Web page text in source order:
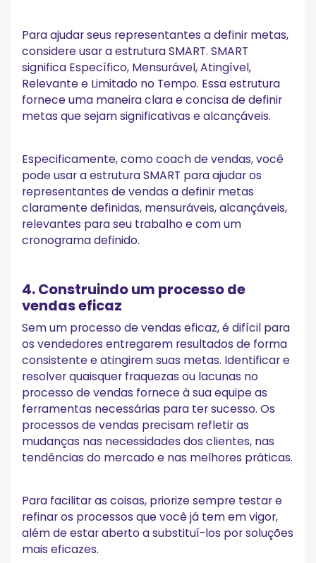
Para ajudar seus representantes a definir metas,
considere usar a estrutura SMART. SMART
significa Específico, Mensurável, Atingível,
Relevante e Limitado no Tempo. Essa estrutura
fornece uma maneira clara e concisa de definir
metas que sejam significativas e alcançáveis.
Especificamente, como coach de vendas, você
pode usar a estrutura SMART para ajudar os
representantes de vendas a definir metas
claramente definidas, mensuráveis, alcançáveis,
relevantes para seu trabalho e com um
cronograma definido.
4. Construindo um processo de
vendas eficaz
Sem um processo de vendas eficaz, é difícil para
os vendedores entregarem resultados de forma
consistente e atingirem suas metas. Identificar e
resolver quaisquer fraquezas ou lacunas no
processo de vendas fornece à sua equipe as
ferramentas necessárias para ter sucesso. Os
processos de vendas precisam refletir as
mudanças nas necessidades dos clientes, nas
tendências do mercado e nas melhores práticas.
Para facilitar as coisas, priorize sempre testar e
refinar os processos que você já tem em vigor,
além de estar aberto a substituí-los por soluções
mais eficazes.